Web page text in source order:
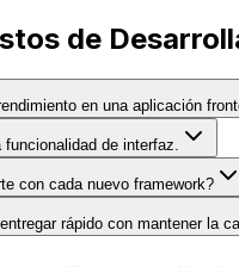
de
en una aplicación
de interfaz.
con cada nuevo framework?
rápido con mantener la